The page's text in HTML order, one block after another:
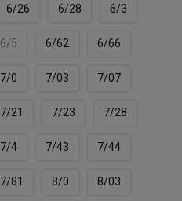
6/26 6/28 6/3
6/5 6/62 6/66
7/0 7/03 7/07
7/21 7/23 7/28
7/4 7/43 7/44
7/81 8/0 8/03